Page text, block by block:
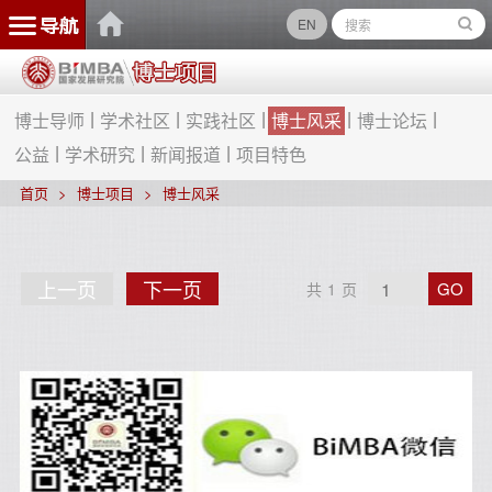
EN
博士导师 学术社区 实践社区 博士风采
博士论坛
公益
学术研究 新闻报道 项目特色
首页 博士项目 博士风采
上一页 下一页
一
共 1 页 GO